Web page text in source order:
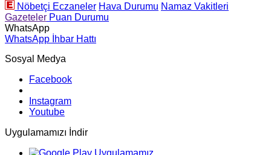
Nöbetçi Eczaneler Hava Durumu Namaz Vakitleri
Gazeteler Puan Durumu
WhatsApp
WhatsApp İhbar Hattı
Sosyal Medya
Facebook
Instagram
Youtube
Uygulamamızı İndir